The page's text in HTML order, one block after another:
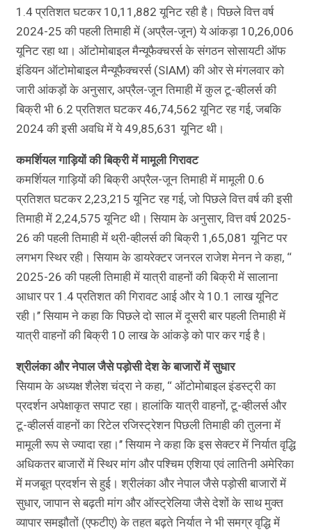
1.4 प्रतिशत घटकर 10,11,882 यूनिट रही है। पिछले वित्त वर्ष
2024-25 की पहली तिमाही में (अप्रैल-जून) ये आंकड़ा 10,26,006
यूनिट रहा था। ऑटोमोबाइल मैन्यूफैक्चरर्स के संगठन सोसायटी ऑफ
इंडियन ऑटोमोबाइल मैन्यूफैक्चरर्स (SIAM) की ओर से मंगलवार को
जारी आंकड़ों के अनुसार, अप्रैल-जून तिमाही में कुल टू-व्हीलर्स की
बिक्री भी 6.2 प्रतिशत घटकर 46,74,562 यूनिट रह गई, जबकि
2024 की इसी अवधि में ये 49,85,631 यूनिट थी।
कमर्शियल गाड़ियों की बिक्री में मामूली गिरावट
कमर्शियल गाड़ियों की बिक्री अप्रैल-जून तिमाही में मामूली 0.6
प्रतिशत घटकर 2,23,215 यूनिट रह गई, जो पिछले वित्त वर्ष की इसी
तिमाही में 2,24,575 यूनिट थी। सियाम के अनुसार, वित्त वर्ष 2025-
26 की पहली तिमाही में थ्री-व्हीलर्स की बिक्री 1,65,081 यूनिट पर
लगभग स्थिर रही। सियाम के डायरेक्टर जनरल राजेश मेनन ने कहा, ‘‘
2025-26 की पहली तिमाही में यात्री वाहनों की बिक्री में सालाना
आधार पर 1.4 प्रतिशत की गिरावट आई और ये 10.1 लाख यूनिट
रही।’’ सियाम ने कहा कि पिछले दो साल में दूसरी बार पहली तिमाही में
यात्री वाहनों की बिक्री 10 लाख के आंकड़े को पार कर गई है।
श्रीलंका और नेपाल जैसे पड़ोसी देश के बाजारों में सुधार
सियाम के अध्यक्ष शैलेश चंद्रा ने कहा, ‘‘ ऑटोमोबाइल इंडस्ट्री का
प्रदर्शन अपेक्षाकृत सपाट रहा। हालांकि यात्री वाहनों, टू-व्हीलर्स और
टू-व्हीलर्स वाहनों का रिटेल रजिस्ट्रेशन पिछली तिमाही की तुलना में
मामूली रूप से ज्यादा रहा।’’ सियाम ने कहा कि इस सेक्टर में निर्यात वृद्धि
अधिकतर बाजारों में स्थिर मांग और पश्चिम एशिया एवं लातिनी अमेरिका
में मजबूत प्रदर्शन से हुई। श्रीलंका और नेपाल जैसे पड़ोसी बाजारों में
सुधार, जापान से बढ़ती मांग और ऑस्ट्रेलिया जैसे देशों के साथ मुक्त
व्यापार समझौतों (एफटीए) के तहत बढ़ते निर्यात ने भी समग्र वृद्धि में